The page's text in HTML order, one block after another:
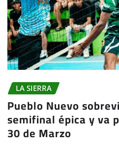
LA SIERRA
Pueblo Nuevo
semifinal épica y va
30 de Marzo